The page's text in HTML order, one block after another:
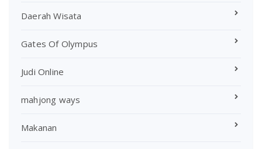
Daerah Wisata
Gates Of Olympus
Judi Online
mahjong ways
Makanan